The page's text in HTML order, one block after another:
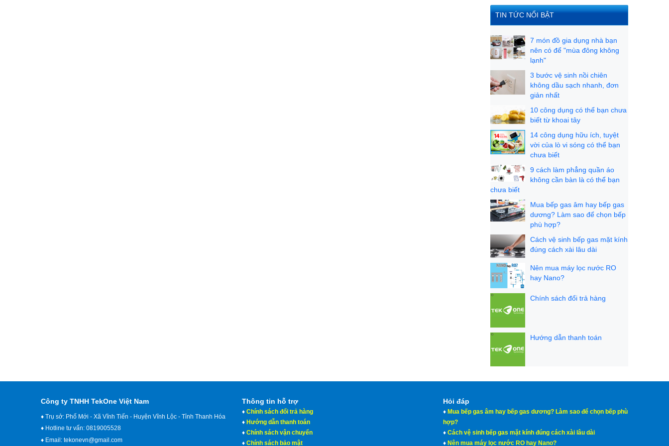
TIN TỨC NỔI BẬT
7 món đồ gia dụng nhà bạn
nên có để "mùa đông không
lạnh"
3 bước vệ sinh nồi chiên
không dầu sạch nhanh, đơn
giản nhất
10 công dụng có thể bạn chưa
biết từ khoai tây
14 công dụng hữu ích, tuyệt
vời của lò vi sóng có thể bạn
chưa biết
9 cách làm phẳng quần áo
không cần bàn là có thể bạn
chưa biết
Mua bếp gas âm hay bếp gas
dương? Làm sao để chọn bếp
phù hợp?
Cách vệ sinh bếp gas mặt kính
đúng cách xài lâu dài
Nên mua máy lọc nước RO
hay Nano?
Chính sách đổi trả hàng
Hướng dẫn thanh toán
Công ty TNHH TekOne Việt Nam
♦ Trụ sở: Phố Mới - Xã Vĩnh Tiến - Huyện Vĩnh Lộc - Tỉnh Thanh Hóa
♦ Hotline tư vấn: 0819005528
♦ Email: tekonevn@gmail.com
Thông tin hỗ trợ
♦Chính sách đổi trả hàng
♦ Hướng dẫn thanh toán
♦Chính sách vận chuyển
♦Chính sách bảo mật
Hỏi đáp
♦ Mua bếp gas âm hay bếp gas dương? Làm sao để chọn bếp phù
hợp?
♦Cách vệ sinh bếp gas mặt kính đúng cách xài lâu dài
♦ Nên mua máy lọc nước RO hay Nano?